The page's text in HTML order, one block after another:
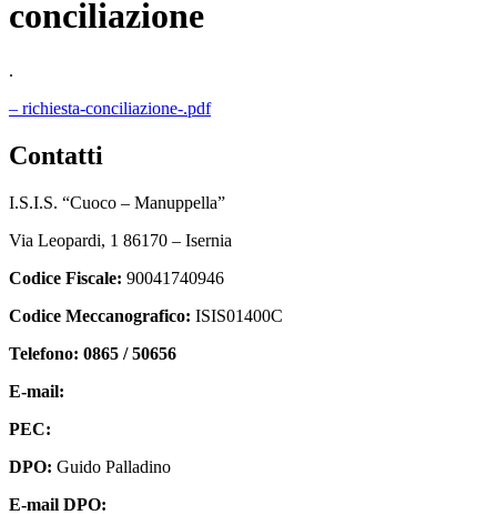
conciliazione
.
– richiesta-conciliazione-.pdf
contatti
I.S.I.S. “Cuoco – Manuppella”
Via Leopardi, 1 86170 – Isernia
Codice Fiscale: 90041740946
Codice Meccanografico: ISIS01400C
Telefono: 0865 / 50656
E-mail:
PEC:
DPO: Guido Palladino
E-mail DPO: